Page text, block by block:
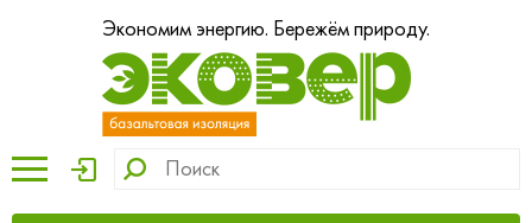
Экономим энергию. Бережём природу.